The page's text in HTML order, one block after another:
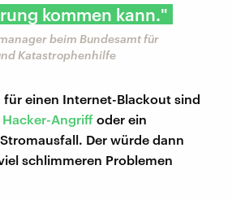
kommen kann."
beim Bundesamt für
Katastrophenhilfe
für einen Internet-Blackout sind
Angriff oder ein
Der würde dann
schlimmeren Problemen